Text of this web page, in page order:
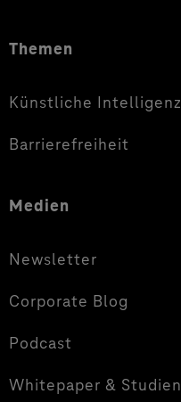
Themen
Künstliche Intelligenz
Barrierefreiheit
Medien
Newsletter
Corporate Blog
Podcast
Whitepaper & Studien